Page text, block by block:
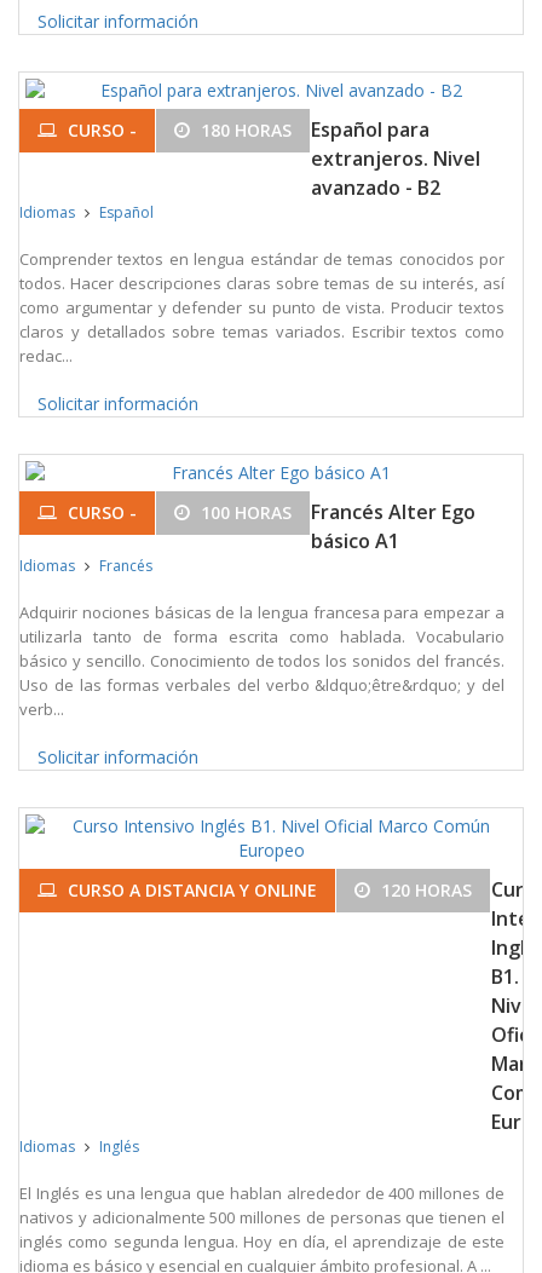
Solicitar información
CURSO - 180 HORAS
Español para
extranjeros. Nivel
avanzado - B2
Idiomas Español
Comprender textos en lengua estándar de temas conocidos por
todos. Hacer descripciones claras sobre temas de su interés, así
como argumentar y defender su punto de vista. Producir textos
claros y detallados sobre temas variados. Escribir textos como
redac...
Solicitar información
CURSO - 100 HORAS
Francés Alter Ego
básico A1
Idiomas Francés
Adquirir nociones básicas de la lengua francesa para empezar a
utilizarla tanto de forma escrita como hablada. Vocabulario
básico y sencillo. Conocimiento de todos los sonidos del francés.
Uso de las formas verbales del verbo &ldquo;être&rdquo; y del
verb...
Solicitar información
CURSO A DISTANCIA Y ONLINE 120 HORAS
B1.
Nivel
Idiomas Inglés
El Inglés es una lengua que hablan alrededor de 400 millones de
nativos y adicionalmente 500 millones de personas que tienen el
inglés como segunda lengua. Hoy en día, el aprendizaje de este
idioma es básico y esencial en cualquier ámbito profesional. A ...